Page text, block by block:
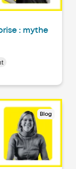
: mythe
Blog